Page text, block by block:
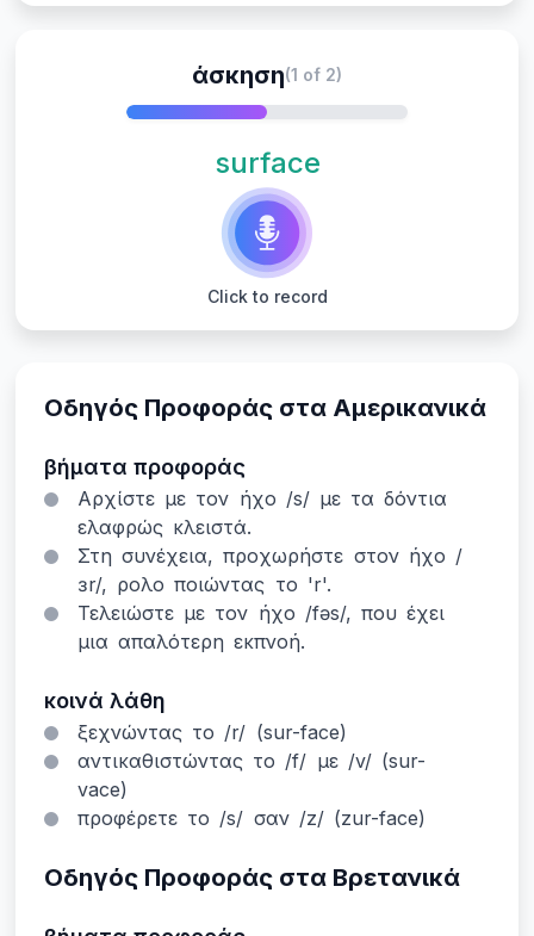
Οδηγός Προφοράς στα Αμερικανικά
βήματα προφοράς
Αρχίστε με τον ήχο /s/ με τα δόντια
ελαφρώς κλειστά.
Στη συνέχεια, προχωρήστε στον ήχο /
ɜr/, ρολο ποιώντας το 'r'.
Τελειώστε με τον ήχο /fəs/, που έχει
μια απαλότερη εκπνοή.
κοινά λάθη
ξεχνώντας το /r/ (sur-face)
αντικαθιστώντας το /f/ με /v/ (sur-
vace)
προφέρετε το /s/ σαν /z/ (zur-face)
Οδηγός Προφοράς στα Βρετανικά
άσκηση(1 of 2)
surface
Click to record